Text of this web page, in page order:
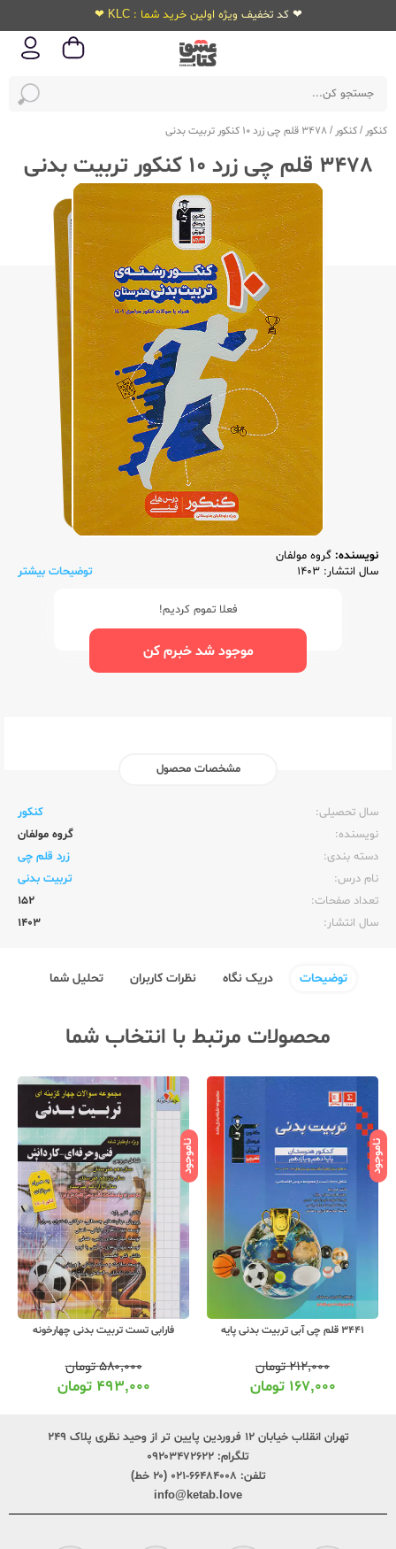
❤ کد تخفیف ویژه اولین خرید شما : KLC ❤
کنکور /کنکور /3478 قلم چی زرد 10 کنکور تربیت بدنی
3478 قلم چی زرد 10 کنکور تربیت بدنی
نویسنده: گروه مولفان
سال انتشار: 1403
توضیحات بیشتر
فعلا تموم کردیم!
موجود شد خبرم کن
مشخصات محصول
سال تحصیلی:‌
کنکور
نویسنده:‌
گروه مولفان
دسته بندی:
زرد قلم چی
نام درس:
تربیت بدنی
تعداد صفحات:‌
152
سال انتشار:‌
1403
توضیحات دریک نگاه نظرات کاربران تحلیل شما
محصولات مرتبط با انتخاب شما
ناموجود
3441 قلم چی آبی تربیت بدنی پایه
۲۱۲,۰۰۰تومان
۱۶۷,۰۰۰ تومان
ناموجود
فارابی تست تربیت بدنی چهارخونه
۵۸۰,۰۰۰تومان
۴۹۳,۰۰۰ تومان
تهران انقلاب خیابان ۱۲ فروردین پایین تر از وحید نظری پلاک ۲۴۹
تلگرام: ۰۹۲۰۳۴۷۲۶۲۲
تلفن: ۶۶۴۸۴۰۰۸-۰۲۱ (۲۰ خط)
info@ketab.love